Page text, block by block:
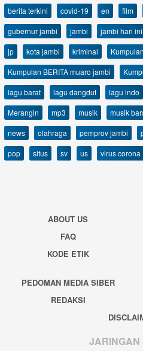
berita terkini
covid-19 en film
gubernur jambi
jambi jambi hari ini
jp
kota jambi kriminal
Kumpulan BERITA muaro jambi
lagu barat
lagu dangdut lagu indo
Merangin
mp3 musik musik
news
olahraga pemprov jambi
pop
situs sv us virus corona
ABOUT US
FAQ
KODE ETIK
PEDOMAN MEDIA SIBER
REDAKSI
JARINGAN